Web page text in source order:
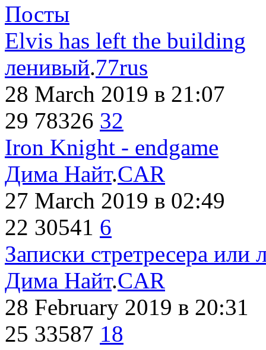
Посты
Elvis has left the building
ленивый.77rus
28 March 2019 в 21:07
29 78326 32
Iron Knight - endgame
Дима Найт.CAR
27 March 2019 в 02:49
22 30541 6
Записки стретресера или
Дима Найт.CAR
28 February 2019 в 20:31
25 33587 18